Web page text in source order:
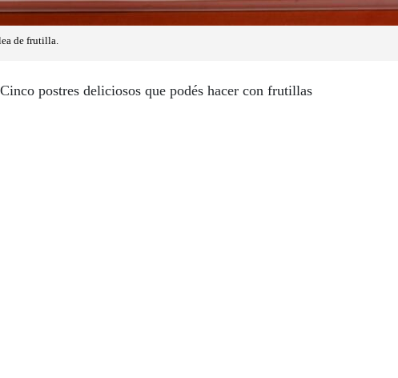
de frutilla.
Cinco postres deliciosos que podés hacer con frutillas